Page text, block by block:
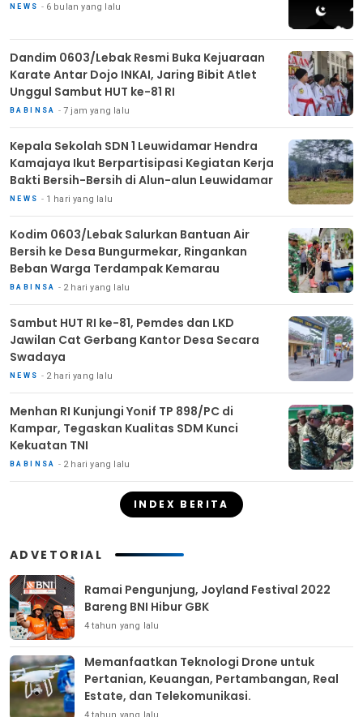
NEWS 6 bulan yang lalu
Dandim 0603/Lebak Resmi Buka Kejuaraan
Karate Antar Dojo INKAI, Jaring Bibit Atlet
Unggul Sambut HUT ke-81 RI
BABINSA 7 jam yang lalu
Kepala Sekolah SDN 1 Leuwidamar Hendra
Kamajaya Ikut Berpartisipasi Kegiatan Kerja
Bakti Bersih-Bersih di Alun-alun Leuwidamar
NEWS 1 hari yang lalu
Kodim 0603/Lebak Salurkan Bantuan Air
Bersih ke Desa Bungurmekar, Ringankan
Beban Warga Terdampak Kemarau
BABINSA 2 hari yang lalu
Sambut HUT RI ke-81, Pemdes dan LKD
Jawilan Cat Gerbang Kantor Desa Secara
Swadaya
NEWS 2 hari yang lalu
Menhan RI Kunjungi Yonif TP 898/PC di
Kampar, Tegaskan Kualitas SDM Kunci
Kekuatan TNI
BABINSA 2 hari yang lalu
INDEX BERITA
ADVETORIAL
Ramai Pengunjung, Joyland Festival 2022
Bareng BNI Hibur GBK
4 tahun yang lalu
Memanfaatkan Teknologi Drone untuk
Pertanian, Keuangan, Pertambangan, Real
Estate, dan Telekomunikasi.
4 tahun yang lalu